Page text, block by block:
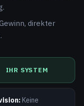
direkter
IHR SYSTEM
Keine